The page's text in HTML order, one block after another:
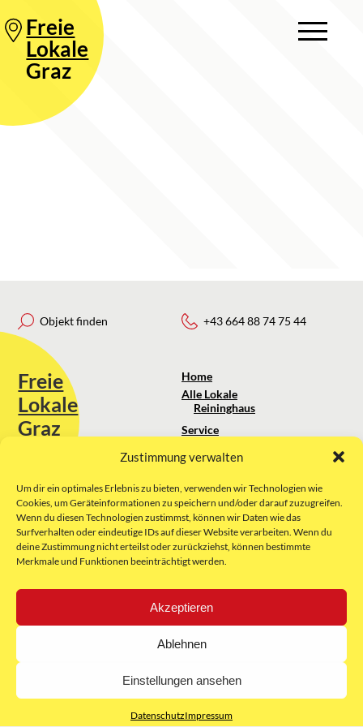
Zustimmung verwalten
Um dir ein optimales Erlebnis zu bieten, verwenden wir Technologien wie
Cookies, um Geräteinformationen zu speichern und/oder darauf zuzugreifen.
Wenn du diesen Technologien zustimmst, können wir Daten wie das
Surfverhalten oder eindeutige IDs auf dieser Website verarbeiten. Wenn du
deine Zustimmung nicht erteilst oder zurückziehst, können bestimmte
Merkmale und Funktionen beeinträchtigt werden.
Akzeptieren
Ablehnen
Einstellungen ansehen
DatenschutzImpressum
Freie
Lokale
Graz
Objekt finden
Freie
Lokale
Graz
Sie erreichen uns unter:
kontakt@freielokale-graz.at
Website by Rubikon Werbeagentur
GmbH
+43 664 88 74 75 44
Home
Alle Lokale
Reininghaus
Service
Über uns
Impressum
AGB
Datenschutz
E-Mail